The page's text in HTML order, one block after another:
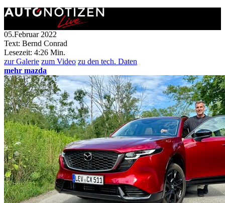
05.Februar 2022
Text: Bernd Conrad
Lesezeit: 4:26 Min.
zur Galerie zum Video zu den tech. Daten
mehr mazda